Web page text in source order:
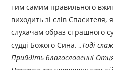
тим самим правильного
виходить зі слів Спасителя,
слухачам образ страшного
судді Божого Сина.„Тоді
Прийдіть благословенні